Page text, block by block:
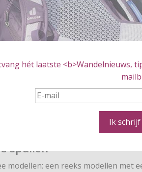
hét laatste <b>Wandelnieuws,
Ik schrijf
spullen
modellen: een reeks modellen met